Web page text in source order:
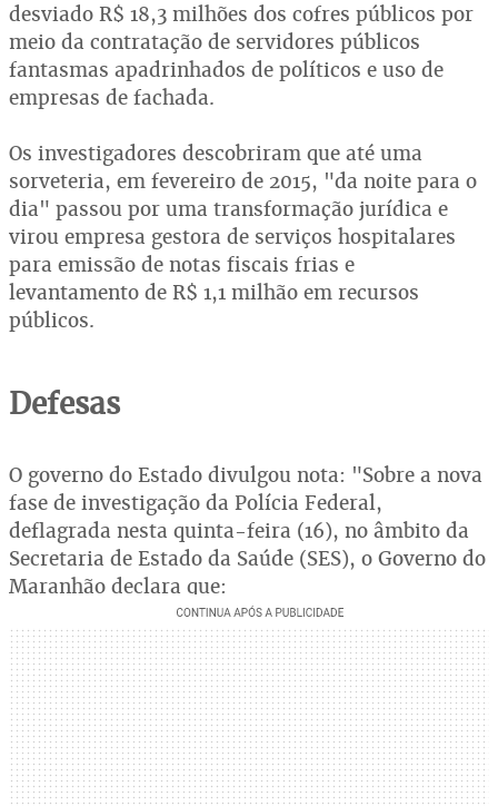
desviado R$ 18,3 milhões dos cofres públicos por
meio da contratação de servidores públicos
fantasmas apadrinhados de políticos e uso de
empresas de fachada.
Os investigadores descobriram que até uma
sorveteria, em fevereiro de 2015, "da noite para o
dia" passou por uma transformação jurídica e
virou empresa gestora de serviços hospitalares
para emissão de notas fiscais frias e
levantamento de R$ 1,1 milhão em recursos
públicos.
Defesas
O governo do Estado divulgou nota: "Sobre a nova
fase de investigação da Polícia Federal,
deflagrada nesta quinta-feira (16), no âmbito da
Secretaria de Estado da Saúde (SES), o Governo do
Maranhão declara que: